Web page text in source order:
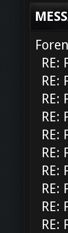
RE:
RE:
RE:
RE:
RE:
RE:
RE:
RE:
RE:
RE: